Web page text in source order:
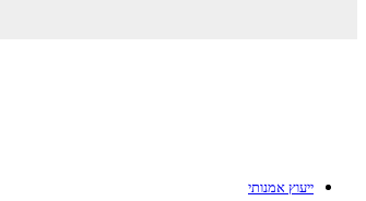
ייעוץ אמנותי